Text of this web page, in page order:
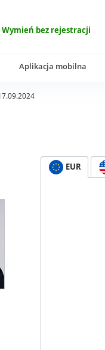
Wymień bez rejestracji
Aplikacja mobilna
EUR